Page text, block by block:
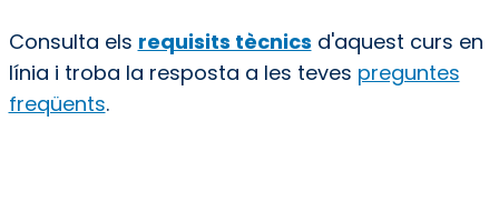
Consulta els requisits tècnics d'aquest curs en
línia i troba la resposta a les teves preguntes
freqüents.